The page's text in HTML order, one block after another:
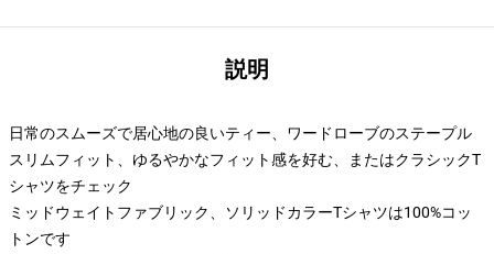
説明
日常のスムーズで居心地の良いティー、ワードローブのステープル
スリムフィット、ゆるやかなフィット感を好む、またはクラシックT
シャツをチェック
ミッドウェイトファブリック、ソリッドカラーTシャツは100%コッ
トンです